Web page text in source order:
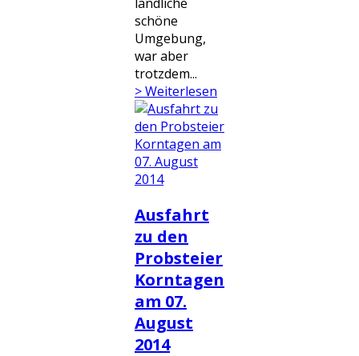
schöne
Umgebung,
war aber
trotzdem...
> Weiterlesen
Ausfahrt
zu den
Probsteier
Korntagen
am 07.
August
2014